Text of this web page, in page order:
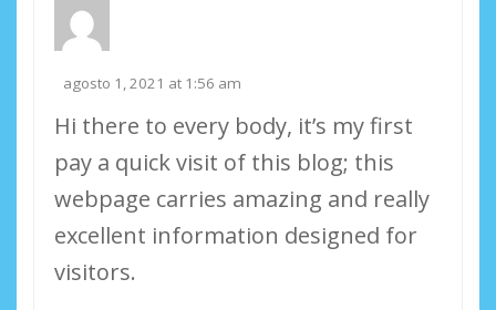
agosto 1, 2021 at 1:56 am
Hi there to every body, it’s my first
pay a quick visit of this blog; this
webpage carries amazing and really
excellent information designed for
visitors.